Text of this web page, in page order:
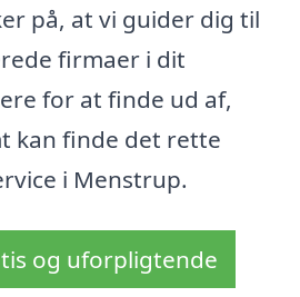
på, at vi guider dig til
firmaer i dit
for at finde ud af,
kan finde det rette
i Menstrup.
og uforpligtende